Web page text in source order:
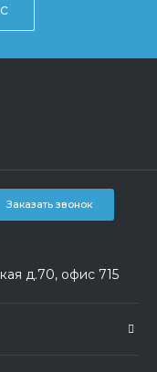
Заказать звонок
д.70, офис 715